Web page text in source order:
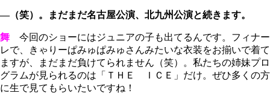
―（笑）。まだまだ名古屋公演、北九州公演と続きます。
舞 今回のショーにはジュニアの子も出てるんです。フィナー
レで、きゃりーぱみゅぱみゅさんみたいな衣装をお揃いで着て
ますが、まだまだ負けてられません（笑）。私たちの姉妹プロ
グラムが見られるのは「ＴＨＥ ＩＣＥ」だけ。ぜひ多くの方
に生で見てもらいたいですね！